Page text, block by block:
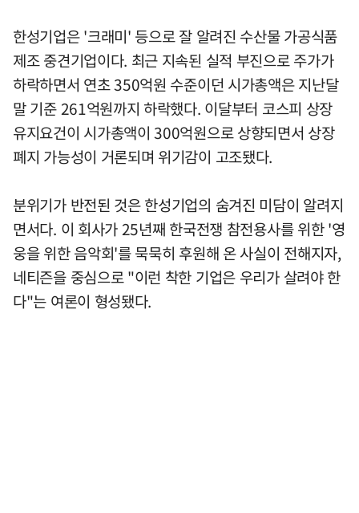
한성기업은 '크래미' 등으로 잘 알려진 수산물 가공식품
제조 중견기업이다. 최근 지속된 실적 부진으로 주가가
하락하면서 연초 350억원 수준이던 시가총액은 지난달
말 기준 261억원까지 하락했다. 이달부터 코스피 상장
유지요건이 시가총액이 300억원으로 상향되면서 상장
폐지 가능성이 거론되며 위기감이 고조됐다.
분위기가 반전된 것은 한성기업의 숨겨진 미담이 알려지
면서다. 이 회사가 25년째 한국전쟁 참전용사를 위한 '영
웅을 위한 음악회'를 묵묵히 후원해 온 사실이 전해지자,
네티즌을 중심으로 "이런 착한 기업은 우리가 살려야 한
다"는 여론이 형성됐다.